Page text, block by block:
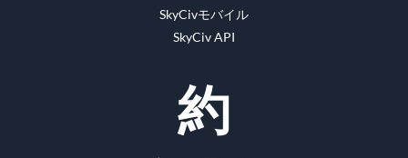
SkyCivモバイル
SkyCiv API
約